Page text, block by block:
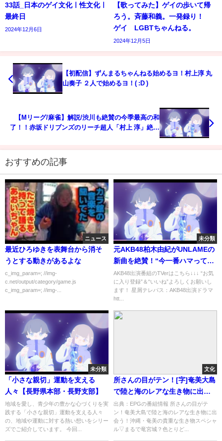
33話_日本のゲイ文化ㅣ性文化ㅣ
最終日
2024年12月6日
【歌ってみた】ゲイの歩いて帰
ろう。斉藤和義。一発録り！
ゲイ LGBTちゃんねる。
2024年12月5日
【初配信】ずんまるちゃんねる始めるヨ！村上淳 丸
山奏子 ２人で始めるヨ！( :D )
【Mリーグ/麻雀】解説/渋川も絶賛の今季最高の和
了！！赤坂ドリブンズのリーチ超人「村上 淳」絶対
おすすめの記事
ニュース
最近ひろゆきを表舞台から消そ
うとする動きがあるよな
c_img_param=; //img-
c.net/output/category/game.js
c_img_param=; //img-...
未分類
元AKB48柏木由紀がUNLAMEの
新曲を絶賛！“今一番ハマってる
曲”【坂川陽香 新井彩永 久保姫
菜乃 山口結愛 SUZUKA 大盛真
歩1st写真集】
AKB48出演番組のTVerはこちら↓↓↓ “お気
に入り登録”＆“いいね”よろしくお願いし
ます！ 星屑テレパス：AKB48出演ドラマ
htt...
未分類
「小さな親切」運動を支える
人々【長野県本部・長野支部】
地域を愛し、青少年の豊かな心づくりを実
践する「小さな親切」運動を支える人々
の、地域や運動に対する熱い想いをシリー
ズでご紹介しています。 今回...
文化
所さんの目がテン！[字]奄美大島
で陸と海のレアな生き物に出会
う！…の番組内容解析まとめ
出典：EPGの番組情報 所さんの目がテ
ン！奄美大島で陸と海のレアな生き物に出
会う！沖縄・奄美の貴重な生き物スペシャ
ル▽まるで竜宮城？色とりど...